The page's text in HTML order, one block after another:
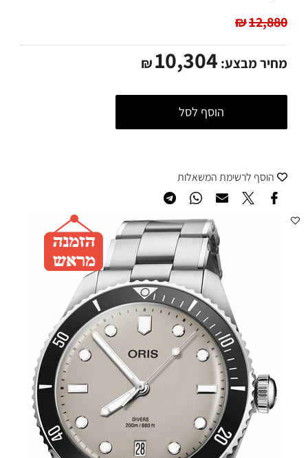
₪12,880
מחיר מבצע: ₪10,304
הוסף לסל
הוסף לרשימת המשאלות